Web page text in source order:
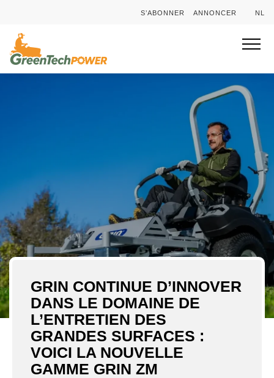
S’ABONNER ANNONCER NL
GRIN CONTINUE D’INNOVER
DANS LE DOMAINE DE
L’ENTRETIEN DES
GRANDES SURFACES :
VOICI LA NOUVELLE
GAMME GRIN ZM